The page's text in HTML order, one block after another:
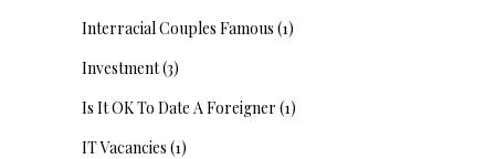
Interracial Couples Famous (1)
Investment(3)
Is It OK To Date A Foreigner (1)
IT Vacancies (1)